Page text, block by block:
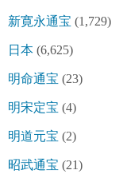
新寛永通宝 (1,729)
日本 (6,625)
明命通宝 (23)
明宋定宝 (4)
明道元宝 (2)
昭武通宝 (21)